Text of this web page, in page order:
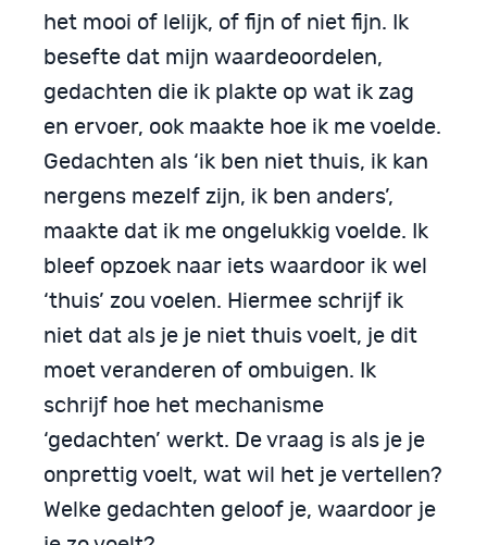
het mooi of lelijk, of fijn of niet fijn. Ik
besefte dat mijn waardeoordelen,
gedachten die ik plakte op wat ik zag
en ervoer, ook maakte hoe ik me voelde.
Gedachten als ‘ik ben niet thuis, ik kan
nergens mezelf zijn, ik ben anders’,
maakte dat ik me ongelukkig voelde. Ik
bleef opzoek naar iets waardoor ik wel
‘thuis’ zou voelen. Hiermee schrijf ik
niet dat als je je niet thuis voelt, je dit
moet veranderen of ombuigen. Ik
schrijf hoe het mechanisme
‘gedachten’ werkt. De vraag is als je je
onprettig voelt, wat wil het je vertellen?
Welke gedachten geloof je, waardoor je